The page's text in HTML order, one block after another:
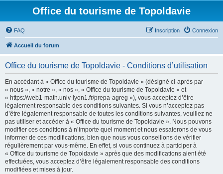
Office du tourisme de Topoldavie
FAQ Connexion
Inscription
Accueil du forum
Office du tourisme de Topoldavie - Conditions d’utilisation
En accédant à « Office du tourisme de Topoldavie » (désigné ci-après par
« nous », « notre », « nos », « Office du tourisme de Topoldavie » et
« https://web1-math.univ-lyon1.fr/prepa-agreg »), vous acceptez d’être
légalement responsable des conditions suivantes. Si vous n’acceptez pas
d’être légalement responsable de toutes les conditions suivantes, veuillez ne
pas utiliser et accéder à « Office du tourisme de Topoldavie ». Nous pouvons
modifier ces conditions à n’importe quel moment et nous essaierons de vous
informer de ces modifications, bien que nous vous conseillons de vérifier
régulièrement par vous-même. En effet, si vous continuez à participer à
« Office du tourisme de Topoldavie » après que des modifications aient été
effectuées, vous acceptez d’être légalement responsable des conditions
modifiées et mises à jour.